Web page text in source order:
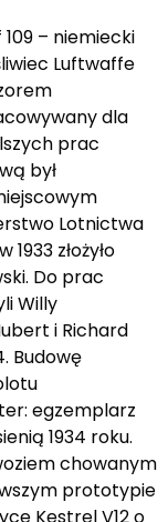
109 – niemiecki
Luftwaffe
dla
prac
był
Lotnictwa
złożyło
Do prac
Willy
i Richard
Budowę
egzemplarz
1934 roku.
chowanym
prototypie